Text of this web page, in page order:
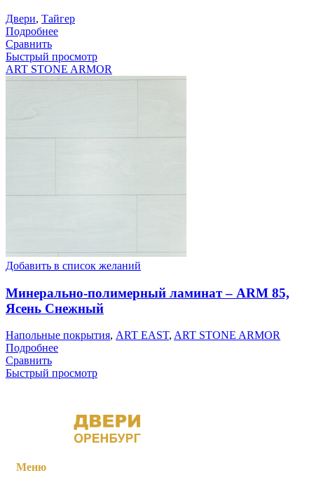
Двери, Тайгер
Подробнее
Сравнить
Быстрый просмотр
ART STONE ARMOR
Добавить в список желаний
Минерально-полимерный ламинат – ARM 85,
Ясень Снежный
Напольные покрытия, ART EAST, ART STONE ARMOR
Подробнее
Сравнить
Быстрый просмотр
Меню